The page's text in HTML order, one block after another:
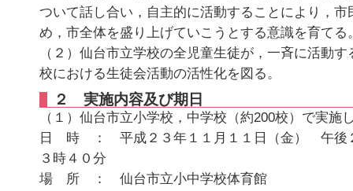
ついて話し合い，自主的に活動することにより，市
め，市全体を盛り上げていこうとする意識を育てる
（２）仙台市立学校の全児童生徒が，一斉に活動
校における生徒会活動の活性化を図る。
２ 実施内容及び期日
（１）仙台市立小学校，中学校（約200校）で実施
日 時 ： 平成２３年１１月１１日（金） 午後
３時４０分
場 所 ： 仙台市立小中学校体育館